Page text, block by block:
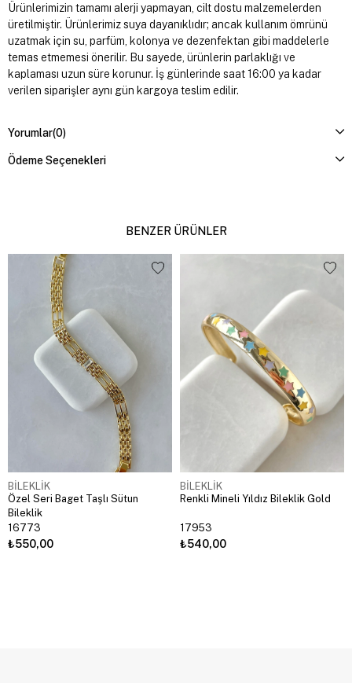
Ürünlerimizin tamamı alerji yapmayan, cilt dostu malzemelerden
üretilmiştir. Ürünlerimiz suya dayanıklıdır; ancak kullanım ömrünü
uzatmak için su, parfüm, kolonya ve dezenfektan gibi maddelerle
temas etmemesi önerilir. Bu sayede, ürünlerin parlaklığı ve
kaplaması uzun süre korunur. İş günlerinde saat 16:00 ya kadar
verilen siparişler aynı gün kargoya teslim edilir.
Yorumlar(0)
Ödeme Seçenekleri
BENZER ÜRÜNLER
BİLEKLİK
Özel Seri Baget Taşlı Sütun
Bileklik
16773
₺550,00
BİLEKLİK
Renkli Mineli Yıldız Bileklik Gold
17953
₺540,00